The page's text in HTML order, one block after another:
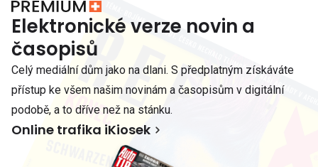
Elektronické verze novin a
časopisů
Celý mediální dům jako na dlani. S předplatným získáváte
přístup ke všem našim novinám a časopisům v digitální
podobě, a to dříve než na stánku.
Online trafika iKiosek